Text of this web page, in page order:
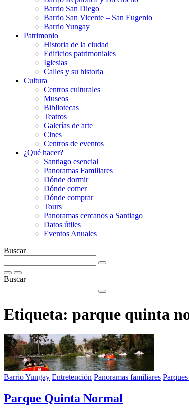
Barrio San Diego
Barrio San Vicente – San Eugenio
Barrio Yungay
Patrimonio
Historia de la ciudad
Edificios patrimoniales
Iglesias
Calles y su historia
Cultura
Centros culturales
Museos
Bibliotecas
Teatros
Galerí­as de arte
Cines
Centros de eventos
¿Qué hacer?
Santiago esencial
Panoramas Familiares
Dónde dormir
Dónde comer
Dónde comprar
Tours
Panoramas cercanos a Santiago
Datos útiles
Eventos Anuales
Buscar
Buscar
Etiqueta: parque quinta
Barrio Yungay Entretención Panoramas familiares
Parque Quinta Normal